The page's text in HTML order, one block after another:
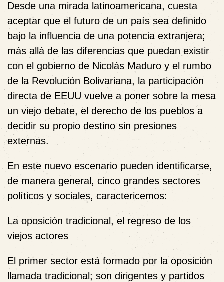
Desde una mirada latinoamericana, cuesta
aceptar que el futuro de un país sea definido
bajo la influencia de una potencia extranjera;
más allá de las diferencias que puedan existir
con el gobierno de Nicolás Maduro y el rumbo
de la Revolución Bolivariana, la participación
directa de EEUU vuelve a poner sobre la mesa
un viejo debate, el derecho de los pueblos a
decidir su propio destino sin presiones
externas.
En este nuevo escenario pueden identificarse,
de manera general, cinco grandes sectores
políticos y sociales, caractericemos:
La oposición tradicional, el regreso de los
viejos actores
El primer sector está formado por la oposición
llamada tradicional; son dirigentes y partidos